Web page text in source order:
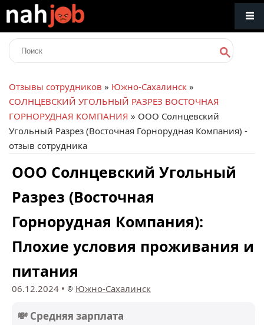
Отзывы сотрудников » Южно-Сахалинск »
СОЛНЦЕВСКИЙ УГОЛЬНЫЙ РАЗРЕЗ ВОСТОЧНАЯ
ГОРНОРУДНАЯ КОМПАНИЯ » ООО Солнцевский
Угольный Разрез (Восточная Горнорудная Компания) -
отзыв сотрудника
ООО Солнцевский Угольный
Разрез (Восточная
Горнорудная Компания):
Плохие условия проживания и
питания
06.12.2024 • Южно-Сахалинск
💸 Средняя зарплата